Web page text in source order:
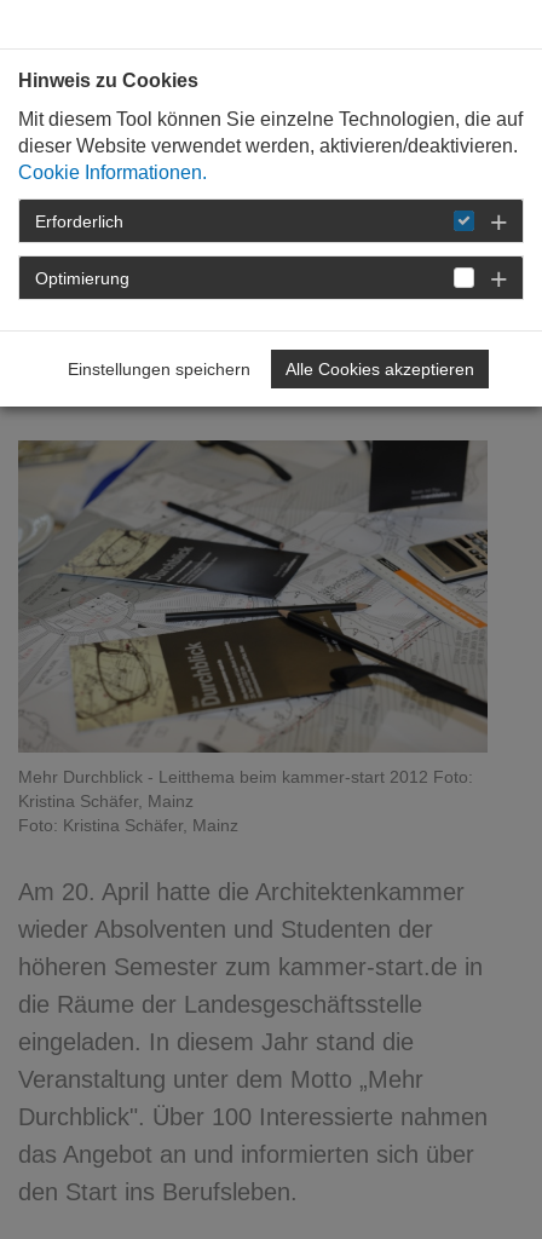
STARTSEITE DETAIL
Mehr Durchblick |
kammerstart 2012
Mehr Durchblick - Leitthema beim kammer-start 2012 Foto:
Kristina Schäfer, Mainz
Foto: Kristina Schäfer, Mainz
Am 20. April hatte die Architektenkammer
wieder Absolventen und Studenten der
höheren Semester zum kammer-start.de in
die Räume der Landesgeschäftsstelle
eingeladen. In diesem Jahr stand die
Veranstaltung unter dem Motto „Mehr
Durchblick". Über 100 Interessierte nahmen
das Angebot an und informierten sich über
den Start ins Berufsleben.
Hinweis zu Cookies
Mit diesem Tool können Sie einzelne Technologien, die auf
dieser Website verwendet werden, aktivieren/deaktivieren.
Cookie Informationen.
Erforderlich
Optimierung
Einstellungen speichern Alle Cookies akzeptieren